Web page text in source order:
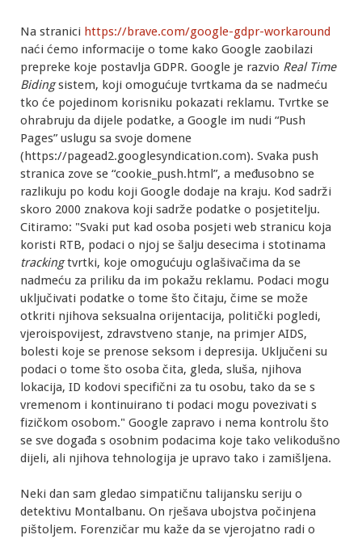
Na stranici https://brave.com/google-gdpr-workaround
naći ćemo informacije o tome kako Google zaobilazi
prepreke koje postavlja GDPR. Google je razvio Real Time
Bidingsistem, koji omogućuje tvrtkama da se nadmeću
tko će pojedinom korisniku pokazati reklamu. Tvrtke se
ohrabruju da dijele podatke, a Google im nudi “Push
Pages” uslugu sa svoje domene
(https://pagead2.googlesyndication.com). Svaka push
stranica zove se “cookie_push.html”, a međusobno se
razlikuju po kodu koji Google dodaje na kraju. Kod sadrži
skoro 2000 znakova koji sadrže podatke o posjetitelju.
Citiramo: "Svaki put kad osoba posjeti web stranicu koja
koristi RTB, podaci o njoj se šalju desecima i stotinama
trackingtvrtki, koje omogućuju oglašivačima da se
nadmeću za priliku da im pokažu reklamu. Podaci mogu
uključivati podatke o tome što čitaju, čime se može
otkriti njihova seksualna orijentacija, politički pogledi,
vjeroispovijest, zdravstveno stanje, na primjer AIDS,
bolesti koje se prenose seksom i depresija. Uključeni su
podaci o tome što osoba čita, gleda, sluša, njihova
lokacija, ID kodovi specifični za tu osobu, tako da se s
vremenom i kontinuirano ti podaci mogu povezivati s
fizičkom osobom." Google zapravo i nema kontrolu što
se sve događa s osobnim podacima koje tako velikodušno
dijeli, ali njihova tehnologija je upravo tako i zamišljena.
Neki dan sam gledao simpatičnu talijansku seriju o
detektivu Montalbanu. On rješava ubojstva počinjena
pištoljem. Forenzičar mu kaže da se vjerojatno radi o